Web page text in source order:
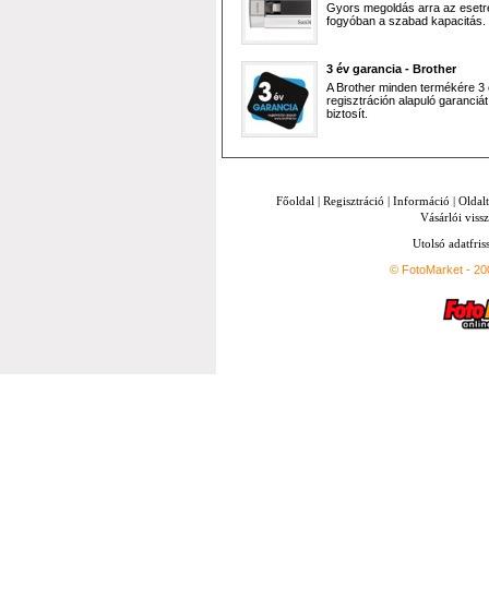
Gyors megoldás arra az
fogyóban a szabad kapacitás.
3 év garancia - Brother
A Brother minden termékére 3
regisztráción alapuló garanciát
biztosít.
Főoldal | Regisztráció | Információ |
Vásárlói
Utolsó
© FotoMarket -